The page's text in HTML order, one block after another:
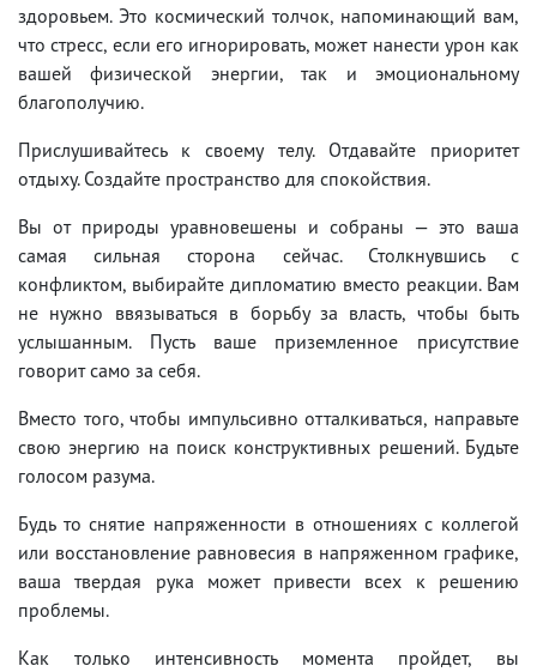
здоровьем. Это космический толчок, напоминающий вам,
что стресс, если его игнорировать, может нанести урон как
вашей физической энергии, так и эмоциональному
благополучию.
Прислушивайтесь к своему телу. Отдавайте приоритет
отдыху. Создайте пространство для спокойствия.
Вы от природы уравновешены и собраны — это ваша
самая сильная сторона сейчас. Столкнувшись с
конфликтом, выбирайте дипломатию вместо реакции. Вам
не нужно ввязываться в борьбу за власть, чтобы быть
услышанным. Пусть ваше приземленное присутствие
говорит само за себя.
Вместо того, чтобы импульсивно отталкиваться, направьте
свою энергию на поиск конструктивных решений. Будьте
голосом разума.
Будь то снятие напряженности в отношениях с коллегой
или восстановление равновесия в напряженном графике,
ваша твердая рука может привести всех к решению
проблемы.
Как только интенсивность момента пройдет, вы